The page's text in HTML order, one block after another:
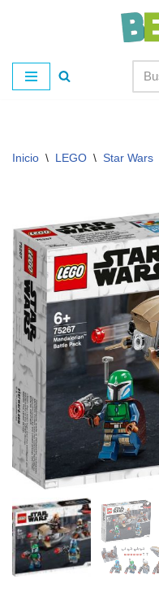
al
contenido
Inicio \ LEGO \ Star Wars